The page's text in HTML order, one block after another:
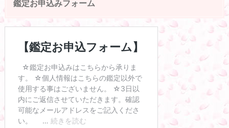
鑑定お申込みフォーム